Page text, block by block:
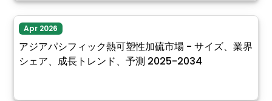
Apr 2026
アジアパシフィック熱可塑性加硫市場 - サイズ、業界
シェア、成長トレンド、予測 2025-2034